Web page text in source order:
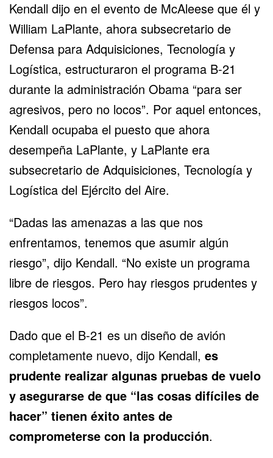
Kendall dijo en el evento de McAleese que él y
William LaPlante, ahora subsecretario de
Defensa para Adquisiciones, Tecnología y
Logística, estructuraron el programa B-21
durante la administración Obama “para ser
agresivos, pero no locos”. Por aquel entonces,
Kendall ocupaba el puesto que ahora
desempeña LaPlante, y LaPlante era
subsecretario de Adquisiciones, Tecnología y
Logística del Ejército del Aire.
“Dadas las amenazas a las que nos
enfrentamos, tenemos que asumir algún
riesgo”, dijo Kendall. “No existe un programa
libre de riesgos. Pero hay riesgos prudentes y
riesgos locos”.
Dado que el B-21 es un diseño de avión
completamente nuevo, dijo Kendall, es
prudente realizar algunas pruebas de vuelo
y asegurarse de que “las cosas difíciles de
hacer” tienen éxito antes de
comprometerse con la producción.